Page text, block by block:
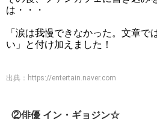
は・・・
「涙は我慢できなかった。文章で
い」と付け加えました！
出典： https://entertain.naver.com
②俳優 イン・ギョジン☆